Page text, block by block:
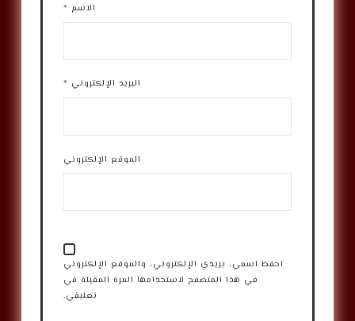
الاسم *
البريد الإلكتروني *
الموقع الإلكتروني
احفظ اسمي، بريدي الإلكتروني، والموقع الإلكتروني
في هذا المتصفح لاستخدامها المرة المقبلة في
تعليقي.